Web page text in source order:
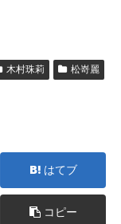
木村珠莉
松嵜麗
はてブ
コピー